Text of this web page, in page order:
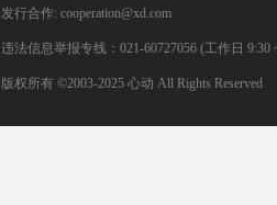
发行合作: cooperation@xd.com
违法信息举报专线：021-60727056 (工作日 9:30
版权所有 ©2003-2025 心动 All Rights Reserved